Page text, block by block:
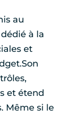
au
à la
et
et étend
Même si le